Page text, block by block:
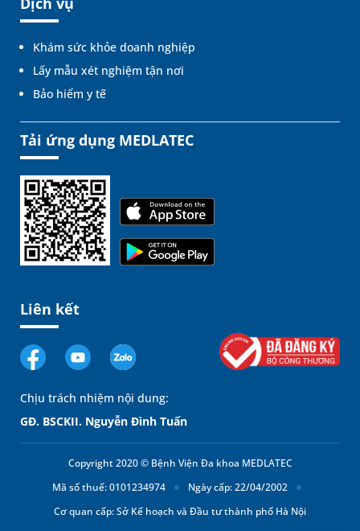
Khám sức khỏe doanh nghiệp
Lấy mẫu xét nghiệm tận nơi
Bảo hiểm y tế
Tải ứng dụng MEDLATEC
Liên kết
Chịu trách nhiệm nội dung:
GĐ. BSCKII. Nguyễn Đình Tuấn
Copyright 2020 © Bệnh Viện Đa khoa MEDLATEC
Mã số thuế: 0101234974
Ngày cấp: 22/04/2002
Cơ quan cấp: Sở Kế hoạch và Đầu tư thành phố Hà Nội